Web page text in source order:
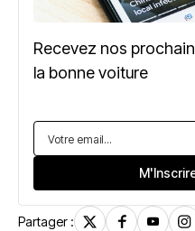
Recevez nos
la bonne voiture
Partager :